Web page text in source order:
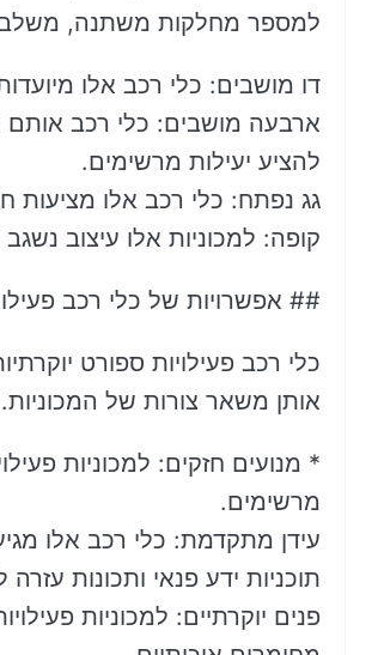
למספר מחלקות משתנה,
דו מושבים: כלי רכב אלו
ארבעה מושבים: כלי רכב אותם
להציע יעילות מרשימים.
גג נפתח: כלי רכב אלו מציעות
קופה: למכוניות אלו עיצוב
## אפשרויות של כלי רכב
כלי רכב פעילויות ספורט
אותן משאר צורות של
* מנועים חזקים: למכוניות
מרשימים.
עידן מתקדמת: כלי רכב אלו
תוכניות ידע פנאי ותכונות עזרה
פנים יוקרתיים: למכוניות